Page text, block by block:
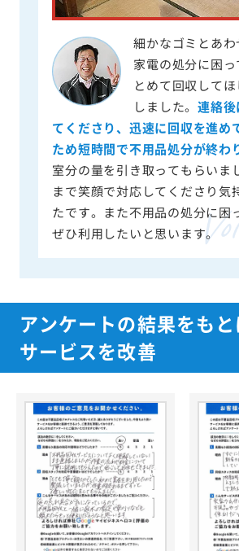
細かなゴミとあ
家電の処分に困っ
とめて回収して
しました。連絡
てくださり、迅速に回収を進め
ため短時間で不用品処分が終わ
室分の量を引き取ってもらいま
まで笑顔で対応してくださり気
たです。また不用品の処分に困
ぜひ利用したいと思います。
アンケートの結果をもと
サービスを改善